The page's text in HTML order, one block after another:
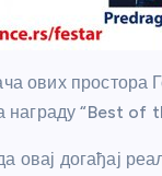
ових
награду “Best of
догађај